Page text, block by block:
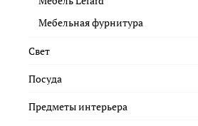
Мебельная фурнитура
Свет
Посуда
Предметы интерьера